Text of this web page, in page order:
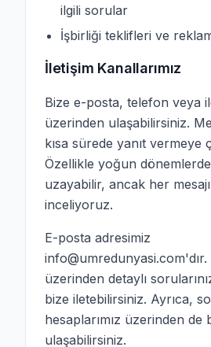
ilgili sorular
İşbirliği teklifleri ve
İletişim Kanallarımız
Bize e-posta, telefon veya
üzerinden ulaşabilirsiniz.
kısa sürede yanıt vermeye
Özellikle yoğun
uzayabilir, ancak her
inceliyoruz.
E-posta adresimiz
info@umredunyasi.com
üzerinden detaylı
bize iletebilirsiniz. Ayrıca,
hesaplarımız üzerinden de
ulaşabilirsiniz.